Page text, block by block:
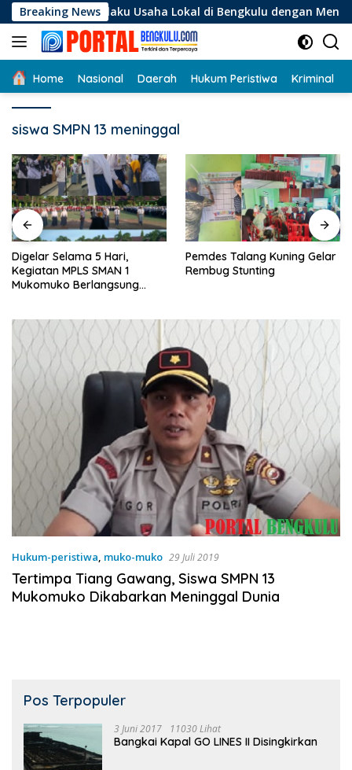
Langsung
ke
konten
Breaking News
Pelaku Usaha Lokal di Bengkulu dengan Meningkatkan
Home Nasional Daerah Hukum Peristiwa Kriminal
siswa SMPN 13 meninggal
Digelar Selama 5 Hari,
Kegiatan MPLS SMAN 1
Mukomuko Berlangsung
Pemdes Talang Kuning Gelar
Rembug Stunting
Hukum-peristiwa, muko-muko 29 Juli 2019
Tertimpa Tiang Gawang, Siswa SMPN 13
Mukomuko Dikabarkan Meninggal Dunia
Pos Terpopuler
3 Juni 2017 11030 Lihat
Bangkai Kapal GO LINES II Disingkirkan